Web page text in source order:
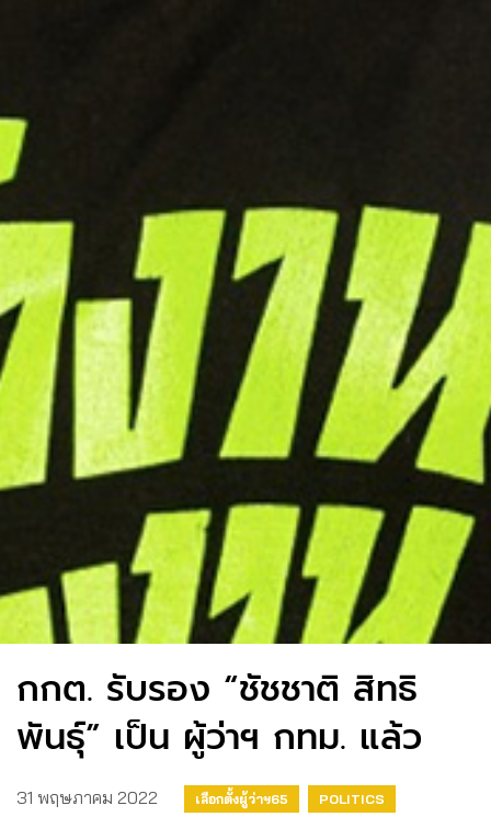
กกต. รับรอง “ชัชชาติ สิทธิ
พันธุ์” เป็น ผู้ว่าฯ กทม. แล้ว
31 พฤษภาคม 2022 เลือกตั้งผู้ว่าฯ65 POLITICS